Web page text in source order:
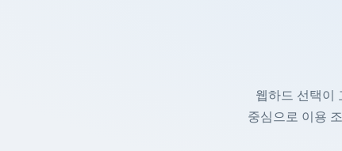
웹하드 선택이
중심으로 이용